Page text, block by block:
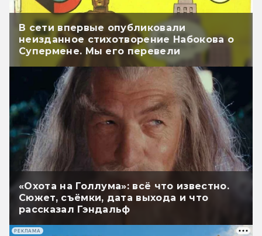
В сети впервые опубликовали
неизданное стихотворение Набокова о
Супермене. Мы его перевели
«Охота на Голлума»: всё что известно.
Сюжет, съёмки, дата выхода и что
рассказал Гэндальф
РЕКЛАМА